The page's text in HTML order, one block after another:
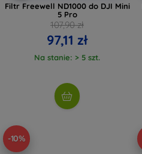
Filtr Freewell ND1000 do DJI Mini
5 Pro
107,90 zł
97,11 zł
Na stanie: > 5 szt.
-10%